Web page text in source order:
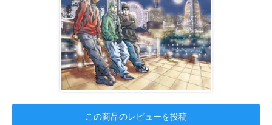
この商品のレビューを投稿